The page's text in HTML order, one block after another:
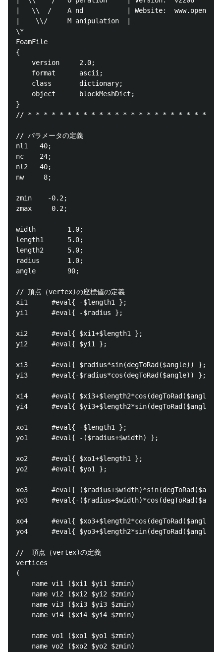
|   \\  /    A nd           | Website:
|    \\/     M anipulation  |
FoamFile
{
    version     2.0;
    format      ascii;
    class       dictionary;
    object      blockMeshDict;
}
// * * * * * * * * * * * * * * * * * * * * * * * *
// パラメータの定義
nl1   40;
nc    24;
nl2   40;
nw     8;
zmin    -0.2;
zmax     0.2;
width        1.0;
length1      5.0;
length2      5.0;
radius       1.0;
angle        90;
// 頂点（vertex)の座標値の定義
xi1      #eval{ -$length1 };
yi1      #eval{ -$radius };
xi2      #eval{ $xi1+$length1 };
yi2      #eval{ $yi1 };
xi3      #eval{ $radius*sin(degToRad($angle)) };
yi3      #eval{-$radius*cos(degToRad($angle)) };
xi4      #eval{
yi4      #eval{
xo1      #eval{ -$length1 };
yo1      #eval{ -($radius+$width) };
xo2      #eval{ $xo1+$length1 };
yo2      #eval{ $yo1 };
xo3      #eval{
yo3      #eval{-
xo4      #eval{
yo4      #eval{
//  頂点（vertex)の定義
vertices
(
    name vi1 ($xi1 $yi1 $zmin)
    name vi2 ($xi2 $yi2 $zmin)
    name vi3 ($xi3 $yi3 $zmin)
    name vi4 ($xi4 $yi4 $zmin)
    name vo1 ($xo1 $yo1 $zmin)
    name vo2 ($xo2 $yo2 $zmin)